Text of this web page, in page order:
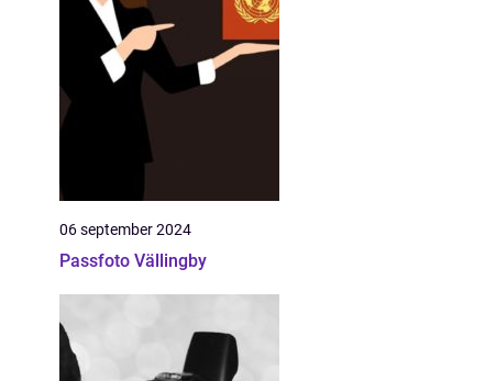
06 september 2024
Passfoto Vällingby